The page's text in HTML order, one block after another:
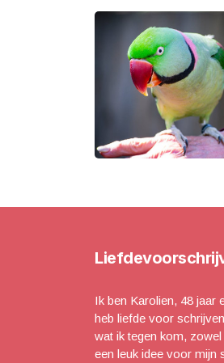
Ik ben Karolien, 48 jaar
heb liefde voor
wat ik tegen kom,
een leuk idee voor mijn